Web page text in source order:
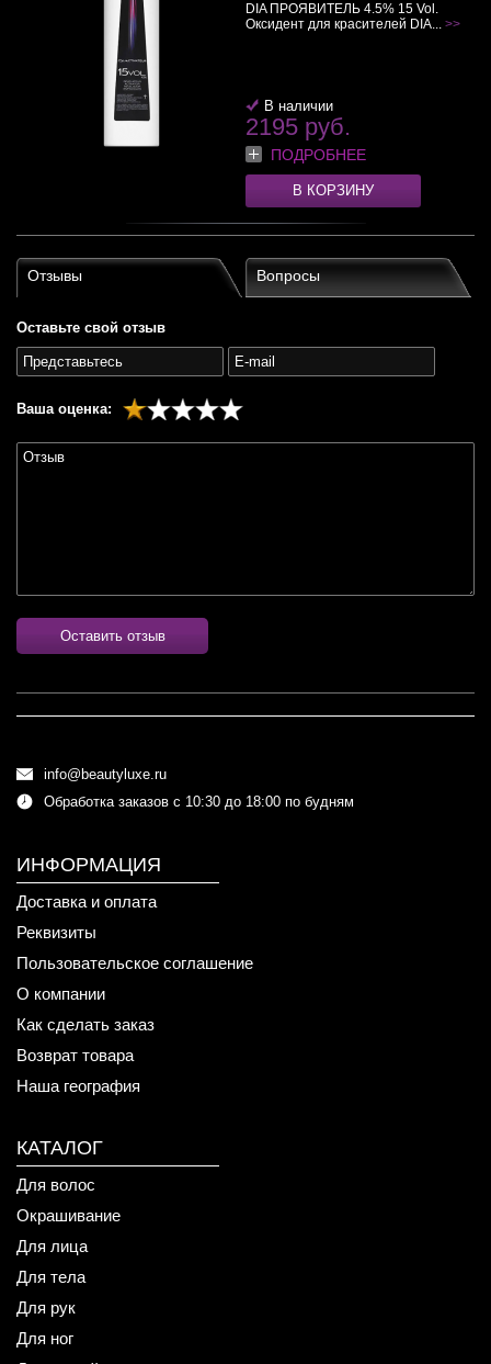
DIA ПРОЯВИТЕЛЬ 4.5% 15 Vol.
Оксидент для красителей DIA... >>
В наличии
2195 руб.
ПОДРОБНЕЕ
В КОРЗИНУ
Отзывы Вопросы
Оставьте свой отзыв
Ваша оценка:
Оставить отзыв
info@beautyluxe.ru
Обработка заказов с 10:30 до 18:00 по будням
ИНФОРМАЦИЯ
Доставка и оплата
Реквизиты
Пользовательское соглашение
О компании
Как сделать заказ
Возврат товара
Наша география
КАТАЛОГ
Для волос
Окрашивание
Для лица
Для тела
Для рук
Для ног